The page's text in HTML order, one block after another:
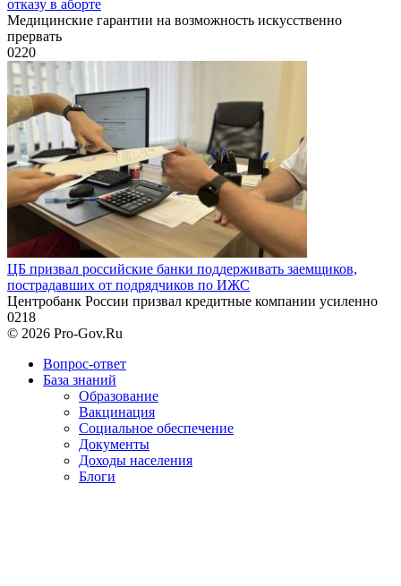
отказу в аборте
Медицинские гарантии на возможность искусственно
прервать
0220
ЦБ призвал российские банки поддерживать заемщиков,
пострадавших от подрядчиков по ИЖС
Центробанк России призвал кредитные компании усиленно
0218
© 2026 Pro-Gov.Ru
Вопрос-ответ
База знаний
Образование
Вакцинация
Социальное обеспечение
Документы
Доходы населения
Блоги